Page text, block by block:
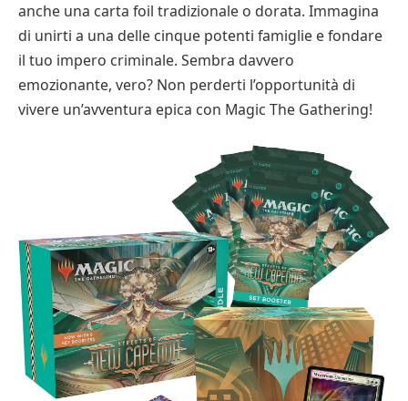
anche una carta foil tradizionale o dorata. Immagina
di unirti a una delle cinque potenti famiglie e fondare
il tuo impero criminale. Sembra davvero
emozionante, vero? Non perderti l’opportunità di
vivere un’avventura epica con Magic The Gathering!